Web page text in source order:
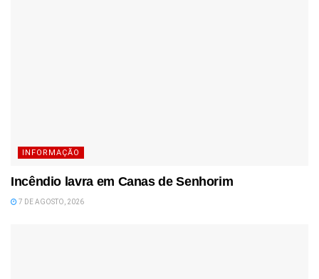
INFORMAÇÃO
Incêndio lavra em Canas de Senhorim
7 DE AGOSTO, 2026